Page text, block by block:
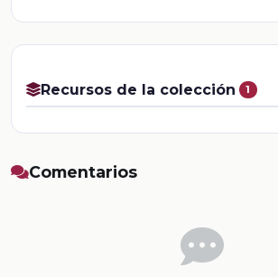
Recursos de la colección 1
Comentarios